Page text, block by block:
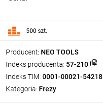
Producent: NEO TOOLS
Indeks producenta: 57-210
Indeks TIM: 0001-00021-54218
Kategoria: Frezy
500 szt.